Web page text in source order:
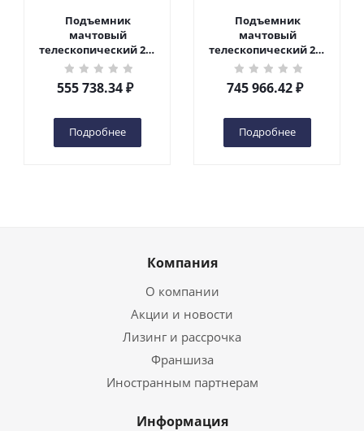
Подъемник
мачтовый
телескопический 200
кг 6 м TOR GTWY6-200S
DC 2-мачтовый
(автономный) (G) в
555 738.34₽
Подробнее
Подъемник
мачтовый
телескопический 200
кг 10 м TOR GTWY10-
200S DC 2-мачтовый
(автономный) (N) в
745 966.42₽
Подробнее
Компания
О компании
Акции и новости
Лизинг и рассрочка
Франшиза
Иностранным партнерам
Информация